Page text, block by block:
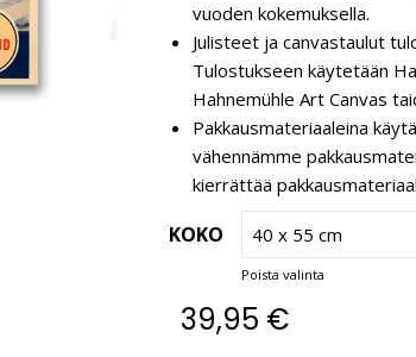
vuoden kokemuksella.
Julisteet ja canvastaulut
Tulostukseen käytetään
Hahnemühle Art Canvas
Pakkausmateriaaleina
vähennämme
kierrättää
KOKO
Poista valinta
39,95 €